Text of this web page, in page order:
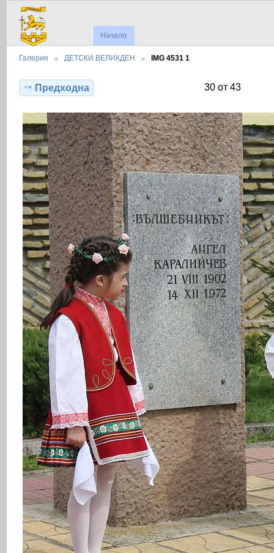
Начало
Галерия ДЕТСКИ ВЕЛИКДЕН IMG 4531 1
Предходна 30 от 43